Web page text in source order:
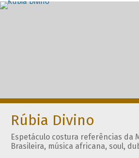
Rúbia Divino
Espetáculo costura referências da
Brasileira, música africana, soul,